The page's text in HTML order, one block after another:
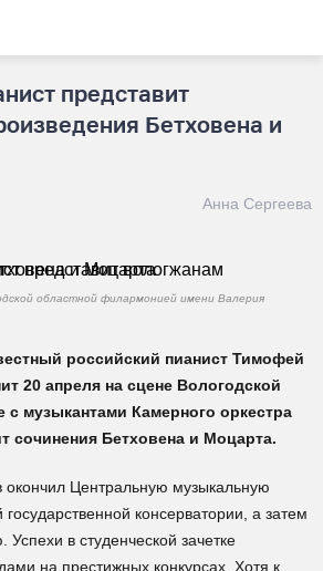
представит
Бетховена и
Анна Сергеева
областной филармонией имени Валерия
российский пианист Тимофей
20 апреля на сцене Вологодской
музыкантами Камерного оркестра
сочинения Бетховена и Моцарта.
Центральную музыкальную
консерватории, а затем
в студенческой зачетке
на престижных конкурсах. Хотя к